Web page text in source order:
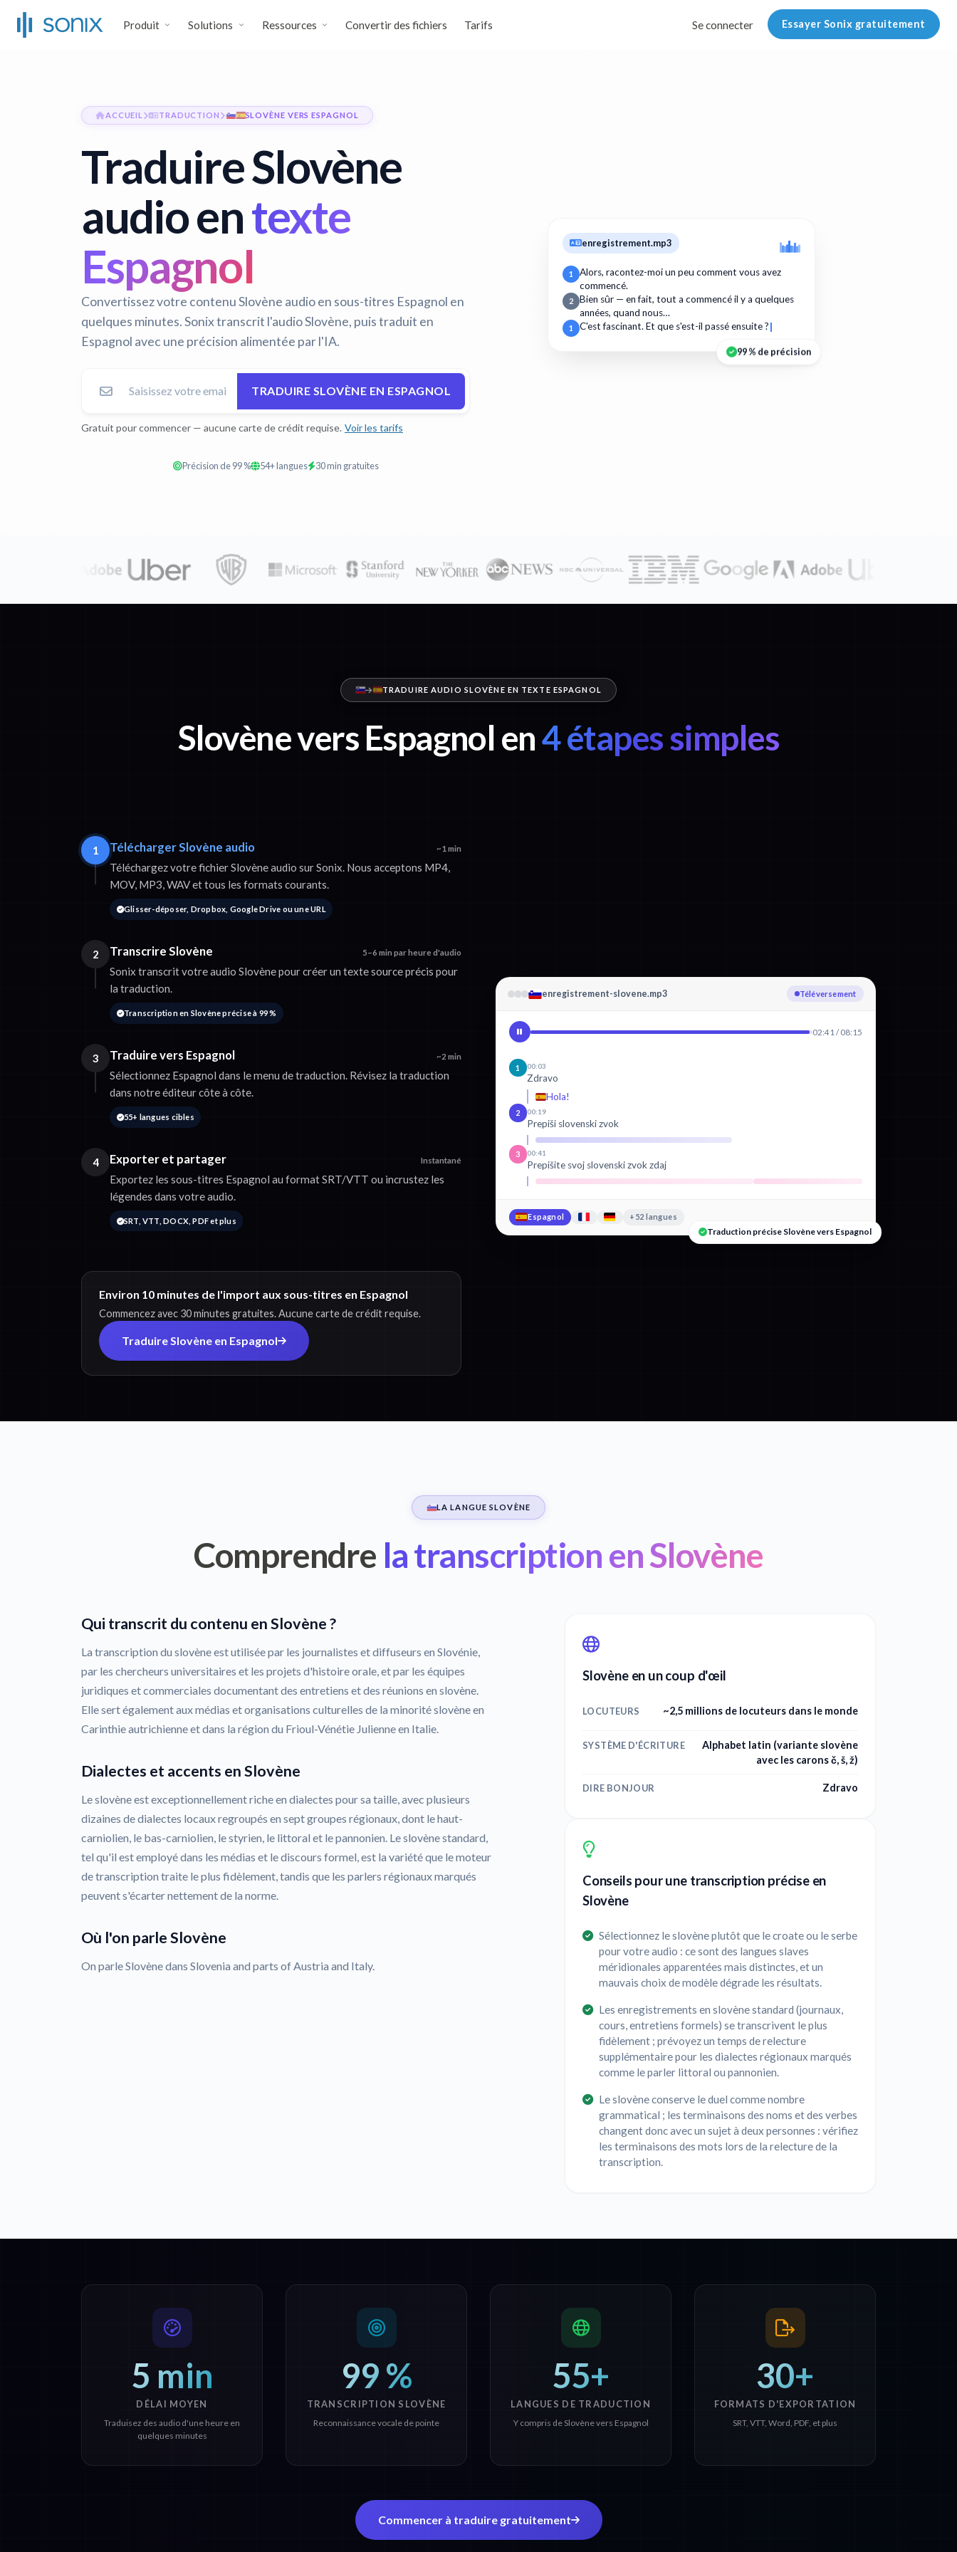
Produit Solutions Ressources Convertir des fichiers Tarifs Se connecter Essayer Sonix gratuitement
ACCUEIL TRADUCTION SLOVÈNE VERS ESPAGNOL
Traduire Slovène
audio entexte
Espagnol
Convertissez votre contenu Slovène audio en sous-titres Espagnol en
quelques minutes. Sonix transcrit l'audio Slovène, puis traduit en
Espagnol avec une précision alimentée par l'IA.
TRADUIRE SLOVÈNE EN ESPAGNOL
Gratuit pour commencer — aucune carte de crédit requise. Voir les tarifs
Précision de 99 % 54+ langues 30 min gratuites
enregistrement.mp3
1
Alors, racontez-moi un peu comment vous avez
commencé.
2
Bien sûr — en fait, tout a commencé il y a quelques
années, quand nous…
1 C'est fascinant. Et que s'est-il passé ensuite ?
99 % de précision
TRADUIRE AUDIO SLOVÈNE EN TEXTE ESPAGNOL
Slovène vers Espagnol en4 étapes simples
1 Télécharger Slovène audio ~1 min
Téléchargez votre fichier Slovène audio sur Sonix. Nous acceptons MP4,
MOV, MP3, WAV et tous les formats courants.
Glisser-déposer, Dropbox, Google Drive ou une URL
2 Transcrire Slovène 5–6 min par heure d'audio
Sonix transcrit votre audio Slovène pour créer un texte source précis pour
la traduction.
Transcription en Slovène précise à 99 %
3 Traduire vers Espagnol ~2 min
Sélectionnez Espagnol dans le menu de traduction. Révisez la traduction
dans notre éditeur côte à côte.
55+ langues cibles
4 Exporter et partager Instantané
Exportez les sous-titres Espagnol au format SRT/VTT ou incrustez les
légendes dans votre audio.
SRT, VTT, DOCX, PDF et plus
Environ 10 minutes de l'import aux sous-titres en Espagnol
Commencez avec 30 minutes gratuites. Aucune carte de crédit requise.
Traduire Slovène en Espagnol
enregistrement-slovene.mp3 Transcription : Slovène
02:41 / 08:15
1 00:03
Zdravo
Hola!
2 00:19
Prepiši slovenski zvok
3 00:41
Prepišite svoj slovenski zvok zdaj
Espagnol +52 langues
Traduction précise Slovène vers Espagnol
LA LANGUE SLOVÈNE
Comprendre la transcription en Slovène
Qui transcrit du contenu en Slovène ?
La transcription du slovène est utilisée par les journalistes et diffuseurs en Slovénie,
par les chercheurs universitaires et les projets d'histoire orale, et par les équipes
juridiques et commerciales documentant des entretiens et des réunions en slovène.
Elle sert également aux médias et organisations culturelles de la minorité slovène en
Carinthie autrichienne et dans la région du Frioul-Vénétie Julienne en Italie.
Dialectes et accents en Slovène
Le slovène est exceptionnellement riche en dialectes pour sa taille, avec plusieurs
dizaines de dialectes locaux regroupés en sept groupes régionaux, dont le haut-
carniolien, le bas-carniolien, le styrien, le littoral et le pannonien. Le slovène standard,
tel qu'il est employé dans les médias et le discours formel, est la variété que le moteur
de transcription traite le plus fidèlement, tandis que les parlers régionaux marqués
peuvent s'écarter nettement de la norme.
Où l'on parle Slovène
On parle Slovène dans Slovenia and parts of Austria and Italy.
Slovène en un coup d'œil
LOCUTEURS ~2,5 millions de locuteurs dans le monde
SYSTÈME D'ÉCRITURE
Alphabet latin (variante slovène
avec les carons č, š, ž)
DIRE BONJOUR Zdravo
Conseils pour une transcription précise en
Slovène
Sélectionnez le slovène plutôt que le croate ou le serbe
pour votre audio : ce sont des langues slaves
méridionales apparentées mais distinctes, et un
mauvais choix de modèle dégrade les résultats.
Les enregistrements en slovène standard (journaux,
cours, entretiens formels) se transcrivent le plus
fidèlement ; prévoyez un temps de relecture
supplémentaire pour les dialectes régionaux marqués
comme le parler littoral ou pannonien.
Le slovène conserve le duel comme nombre
grammatical ; les terminaisons des noms et des verbes
changent donc avec un sujet à deux personnes : vérifiez
les terminaisons des mots lors de la relecture de la
transcription.
5 min
DÉLAI MOYEN
Traduisez des audio d'une heure en
quelques minutes
99 %
TRANSCRIPTION SLOVÈNE
Reconnaissance vocale de pointe
55+
LANGUES DE TRADUCTION
Y compris de Slovène vers Espagnol
30+
FORMATS D'EXPORTATION
SRT, VTT, Word, PDF, et plus
Commencer à traduire gratuitement